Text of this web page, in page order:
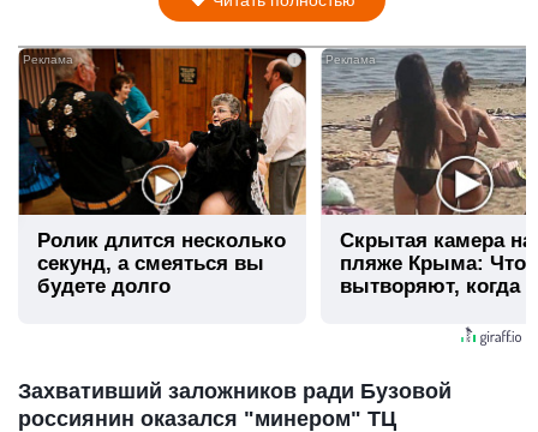
Ролик длится несколько
секунд, а смеяться вы
будете долго
Скрытая камера на
пляже Крыма: Что
вытворяют, когда
Захвативший заложников ради Бузовой
россиянин оказался "минером" ТЦ